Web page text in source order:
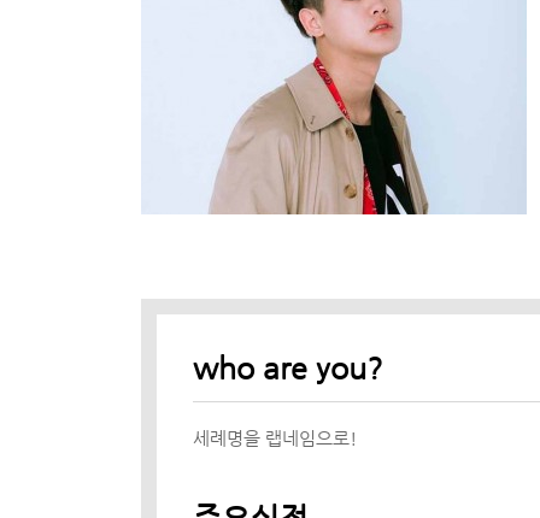
who are you?
세례명을 랩네임으로!